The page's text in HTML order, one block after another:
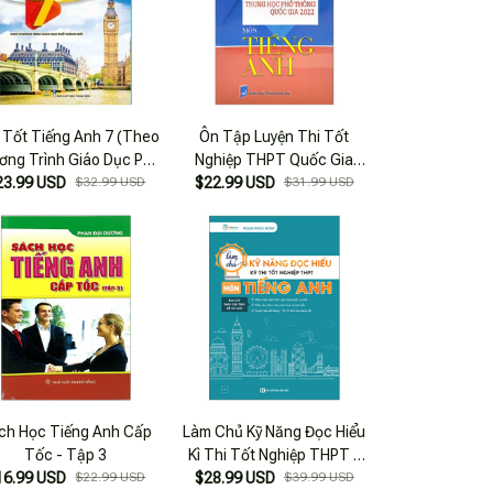
Tốt Tiếng Anh 7 (Theo
Trình Giáo Dục Phổ
Thông Mới)
USD $32.99 USD
Ôn Tập Luyện Thi Tốt
Nghiệp THPT Quốc Gia
2022 - Môn Tiếng Anh
$22.99 USD $31.99 USD
Học Tiếng Anh Cấp
Tốc - Tập 3
USD
$22.99 USD
Làm Chủ Kỹ Năng Đọc Hiểu
Kì Thi Tốt Nghiệp THPT -
Môn Tiếng Anh
$28.99 USD $39.99 USD